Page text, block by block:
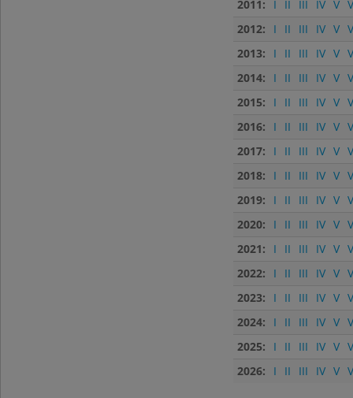
2011: I II III IV V
2012:
I II III IV V
2013:
I II III IV V
2014:
I II III IV V
2015:
I II III IV V
2016:
I II III IV V
2017:
I II III IV V
2018:
I II III IV V
2019:
I II III IV V
2020:
I II III IV V
2021:
I II III IV V
2022:
I II III IV V
2023:
I II III IV V
2024:
I II III IV V
2025:
I II III IV V
2026:
I II III IV V